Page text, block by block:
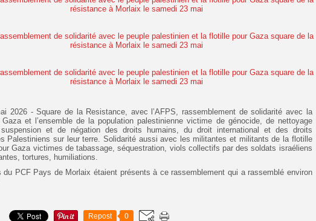
2026 - Square de la Resistance, avec l’AFPS, rassemblement de solidarité avec la
Gaza et l’ensemble de la population palestinienne victime de génocide, de nettoyage
et de négation des droits humains, du droit international et des droits
Palestiniens sur leur terre. Solidarité aussi avec les militantes et militants de la flotille
Gaza victimes de tabassage, séquestration, viols collectifs par des soldats israéliens
tortures, humiliations.
du PCF Pays de Morlaix étaient présents à ce rassemblement qui a rassemblé environ
Repost 0